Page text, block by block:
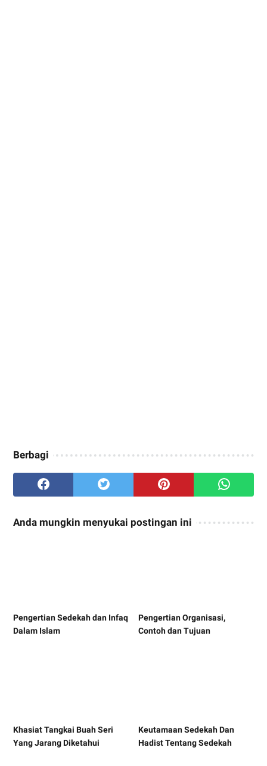
Berbagi
Anda mungkin menyukai postingan ini
Pengertian Sedekah dan Infaq
Dalam Islam
Pengertian Organisasi,
Contoh dan Tujuan
Khasiat Tangkai Buah Seri
Yang Jarang Diketahui
Keutamaan Sedekah Dan
Hadist Tentang Sedekah